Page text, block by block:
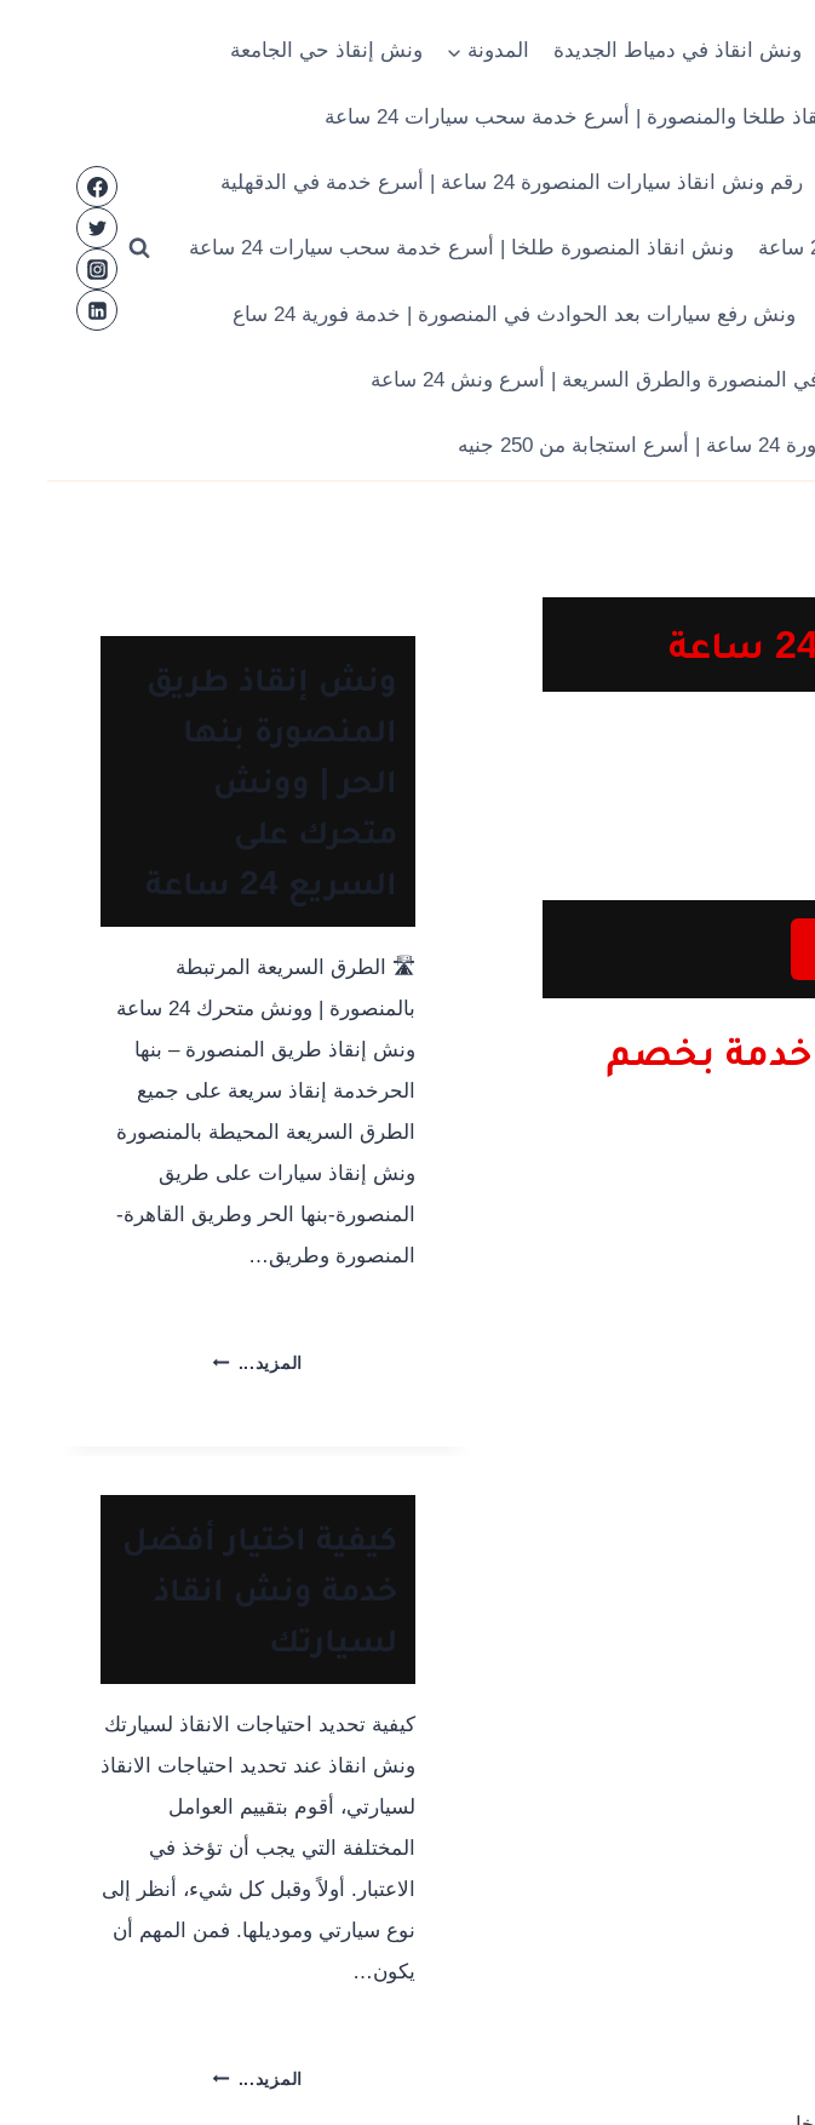
ونش انقاذ في دمياط الجديدة المدونة ونش إنقاذ حي الجامعة
طلخا والمنصورة | أسرع خدمة سحب سيارات 24 ساعة
رقم ونش انقاذ سيارات المنصورة 24 ساعة | أسرع خدمة في الدقهلية
ونش انقاذ المنصورة طلخا | أسرع خدمة سحب سيارات 24 ساعة
ونش رفع سيارات بعد الحوادث في المنصورة | خدمة فورية 24 ساع
والطرق السريعة | أسرع ونش 24 ساعة
جنيه
خدمة بخصم
ونش إنقاذ طريق
المنصورة بنها
الحر | وونش
متحرك على
السريع 24 ساعة
🛣️ الطرق السريعة المرتبطة
بالمنصورة | وونش متحرك 24 ساعة
ونش إنقاذ طريق المنصورة – بنها
الحرخدمة إنقاذ سريعة على جميع
الطرق السريعة المحيطة بالمنصورة
ونش إنقاذ سيارات على طريق
المنصورة-بنها الحر وطريق القاهرة-
المنصورة وطريق…
المزيد... ونش
الحر
وونش
السريع
24
كيفية اختيار أفضل
خدمة ونش انقاذ
لسيارتك
كيفية تحديد احتياجات الانقاذ لسيارتك
ونش انقاذ عند تحديد احتياجات الانقاذ
لسيارتي، أقوم بتقييم العوامل
المختلفة التي يجب أن تؤخذ في
الاعتبار. أولاً وقبل كل شيء، أنظر إلى
نوع سيارتي وموديلها. فمن المهم أن
يكون…
المزيد... كيفية